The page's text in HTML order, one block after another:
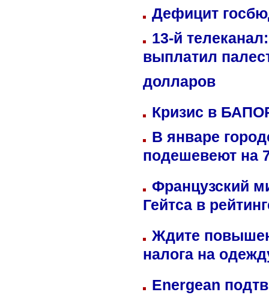
Дефицит
13-й
выплатил
долларов
Кризис в
В январе
подешевеют на
Французский
Гейтса в
Ждите
налога на
Energean